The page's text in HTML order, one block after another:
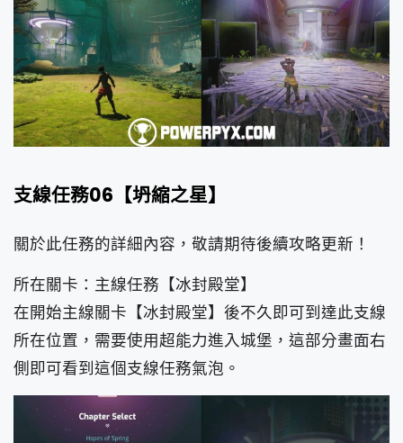
支線任務06【坍縮之星】
關於此任務的詳細內容，敬請期待後續攻略更新！
所在關卡：主線任務【冰封殿堂】
在開始主線關卡【冰封殿堂】後不久即可到達此支線
所在位置，需要使用超能力進入城堡，這部分畫面右
側即可看到這個支線任務氣泡。